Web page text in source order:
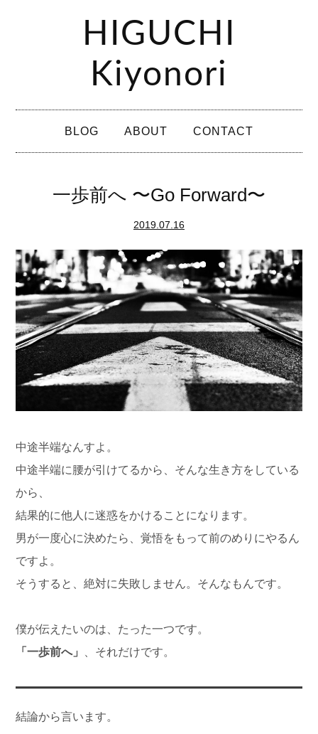
HIGUCHI
Kiyonori
イ
ー
BLOG ABOUT CONTACT
一歩前へ 〜Go Forward〜
2019.07.16
中途半端なんすよ。
中途半端に腰が引けてるから、そんな生き方をしている
から、
結果的に他人に迷惑をかけることになります。
男が一度心に決めたら、覚悟をもって前のめりにやるん
ですよ。
そうすると、絶対に失敗しません。そんなもんです。
僕が伝えたいのは、たった一つです。
「一歩前へ」
、それだけです。
結論から言います。